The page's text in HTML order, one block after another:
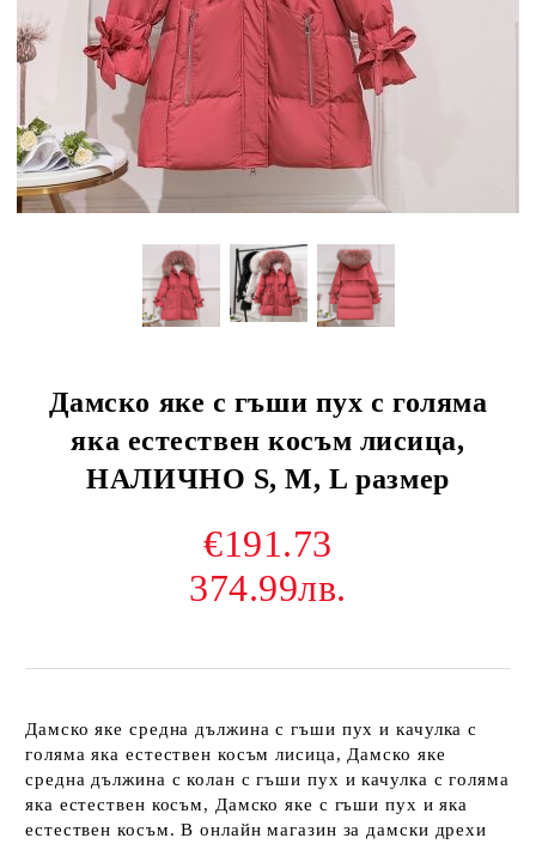
Дамско яке с гъши пух с голяма
яка естествен косъм лисица,
НАЛИЧНО S, M, L размер
€191.73
374.99лв.
Дамско яке средна дължина с гъши пух и качулка с
голяма яка естествен косъм лисица, Дамско яке
средна дължина с колан с гъши пух и качулка с голяма
яка естествен косъм, Дамско яке с гъши пух и яка
естествен косъм. В онлайн магазин за дамски дрехи